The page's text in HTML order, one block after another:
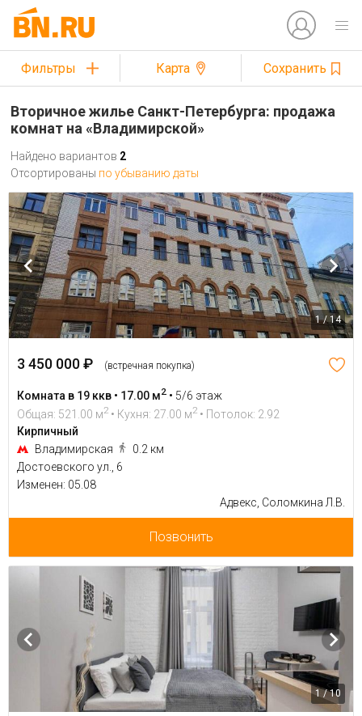
Фильтры Карта Сохранить
Вторичное жилье Санкт-Петербурга: продажа
комнат на «Владимирской»
Найдено вариантов 2
Отсортированы по убыванию даты
1 / 14
3 450 000 ₽ (встречная покупка)
Комната в 19 ккв • 17.00 м2 • 5/6 этаж
Общая: 521.00 м2 • Кухня: 27.00 м2 • Потолок: 2.92
Кирпичный
Владимирская
0.2 км
Достоевского ул., 6
Изменен: 05.08
Адвекс, Соломкина Л.В.
Позвонить
1 / 10